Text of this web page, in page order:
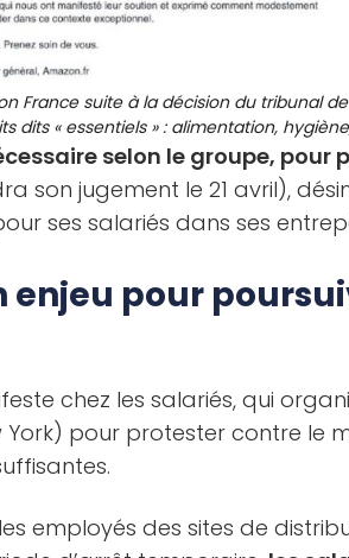
France suite à la décision du tribunal
dits « essentiels » : alimentation,
selon le groupe, pour
son jugement le 21 avril),
ses salariés dans ses
enjeu pour
chez les salariés, qui
pour protester contre le
employés des sites de